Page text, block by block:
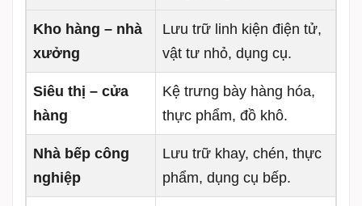
Kho hàng – nhà
xưởng
Lưu trữ linh kiện điện tử,
vật tư nhỏ, dụng cụ.
Siêu thị – cửa
hàng
Kệ trưng bày hàng hóa,
thực phẩm, đồ khô.
Nhà bếp công
nghiệp
Lưu trữ khay, chén, thực
phẩm, dụng cụ bếp.